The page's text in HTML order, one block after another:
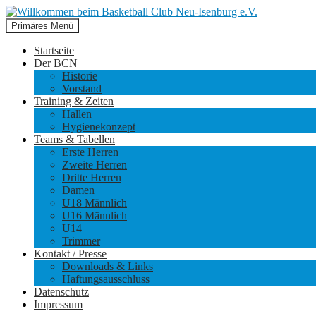
Willkommen beim Basketball
Suchen
Primäres Menü
Inhalt
Startseite
Der BCN
Historie
Vorstand
Training & Zeiten
Hallen
Hygienekonzept
Teams & Tabellen
Erste Herren
Zweite Herren
Dritte Herren
Damen
U18 Männlich
U16 Männlich
U14
Trimmer
Kontakt / Presse
Downloads & Links
Haftungsausschluss
Datenschutz
Impressum